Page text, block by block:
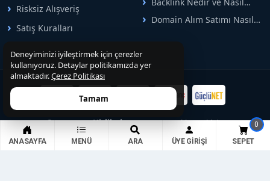
Risksiz Alışveriş
Satış Kuralları
Yapılır
Alınır? Etkili Yöntemler
Domain Alım Satımı Nasıl
© 2015-2026Hizlibul.com— Tüm Hakları Saklıdır.
ANASAYFA MENÜ ARA ÜYE GIRIŞI SEPET
0
Deneyiminizi iyileştirmek için çerezler
kullanıyoruz. Detaylar politikamızda yer
almaktadır.Çerez Politikası
Tamam